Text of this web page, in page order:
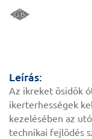
Leírás:
Az ikreket õsidõk
ikerterhességek
kezelésében az
technikai fejlõdés